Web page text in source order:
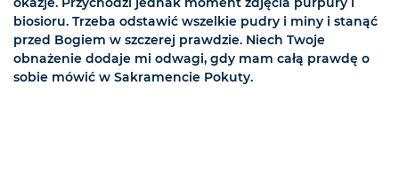
biosioru. Trzeba odstawić wszelkie pudry i miny i stanąć
przed Bogiem w szczerej prawdzie. Niech Twoje
obnażenie dodaje mi odwagi, gdy mam całą prawdę o
sobie mówić w Sakramencie Pokuty.